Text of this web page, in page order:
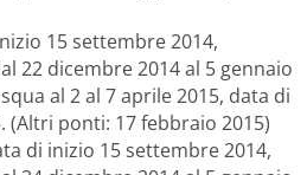
15 settembre 2014,
22 dicembre 2014 al 5 gennaio
al 2 al 7 aprile 2015, data di
(Altri ponti: 17 febbraio 2015)
di inizio 15 settembre 2014,